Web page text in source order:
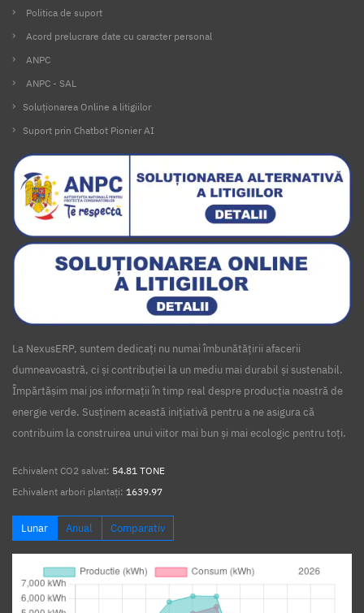
Politica de suport
Acord prelucrare date cu caracter personal
ANPC
ANPC - SAL
Soluționarea Online a litigiilor
Suport prin Chatbot Pionier AI
La NexusERP, suntem dedicați nu numai îmbunătățirii afacerii
dumneavoastră, ci și contribuției la un mediu mai durabil și sustenabil.
Împărtășim mai jos informații în timp real despre producția noastră de
energie verde. Susținem această inițiativă pentru a ne asigura că
contribuim la construirea unui viitor mai bun și mai ecologic pentru toți.
Echivalent CO2 salvat: 54.81 TONE
Echivalent arbori plantați: 1639.97
Lunar Anual Comparativ